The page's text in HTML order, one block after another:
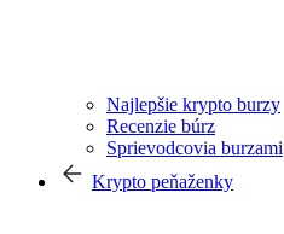
Najlepšie krypto burzy
Recenzie búrz
Sprievodcovia burzami
Krypto peňaženky